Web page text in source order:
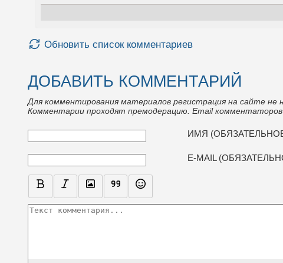
Обновить список комментариев
ДОБАВИТЬ КОММЕНТАРИЙ
Для комментирования материалов регистрация на сайте не
Комментарии проходят премодерацию. Email комментаторов
ИМЯ
E-MAIL
ТЕКСТ КОММЕНТАРИЯ